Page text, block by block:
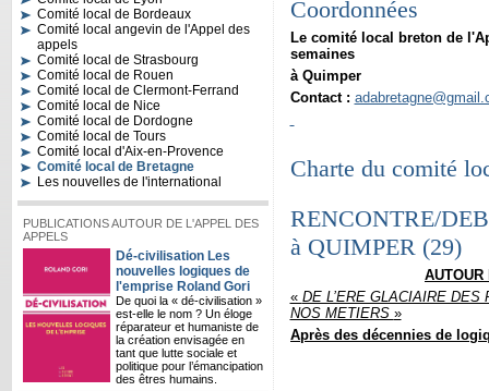
Comité local de Bordeaux
Comité local angevin de l'Appel des
appels
Comité local de Strasbourg
Comité local de Rouen
Comité local de Clermont-Ferrand
Comité local de Nice
Comité local de Dordogne
Comité local de Tours
Comité local d'Aix-en-Provence
Comité local de Bretagne
Les nouvelles de l'international
PUBLICATIONS AUTOUR DE L'APPEL DES
APPELS
Dé-civilisation Les
nouvelles logiques de
l'emprise Roland Gori
De quoi la « dé-civilisation »
est-elle le nom ? Un éloge
réparateur et humaniste de
la création envisagée en
tant que lutte sociale et
politique pour l’émancipation
des êtres humains.
Coordonnées
Le comité local breton de
semaines
à Quimper
Contact :
Charte du comité
RENCONTRE/
à QUIMPER (29)
AUTOUR
« DE L’ERE GLACIAIRE
NOS METIERS »
Après des décennies de